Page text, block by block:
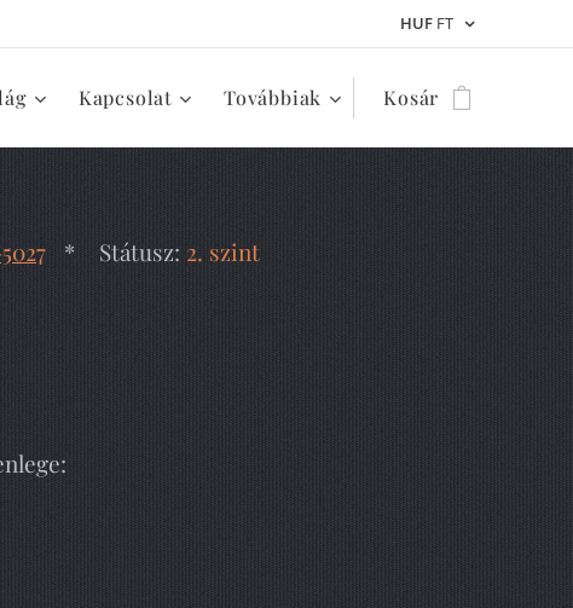
HUF FT
Kapcsolat Továbbiak Kosár
7 * Státusz: 2. szint